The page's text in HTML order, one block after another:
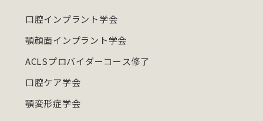
口腔インプラント学会
顎顔面インプラント学会
ACLSプロバイダーコース修了
口腔ケア学会
顎変形症学会